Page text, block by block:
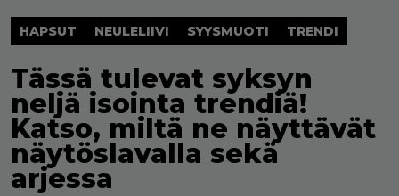
HAPSUT NEULELIIVI SYYSMUOTI TRENDI
Tässä tulevat syksyn
neljä isointa trendiä!
Katso, miltä ne näyttävät
näytöslavalla sekä
arjessa